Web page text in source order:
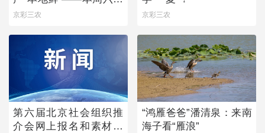
去朝阳公园“鲜”起来！
京彩三农 京彩三农
第六届北京社会组织推
介会网上报名和素材征
“鸿雁爸爸”潘清泉：来南
海子看“雁浪”